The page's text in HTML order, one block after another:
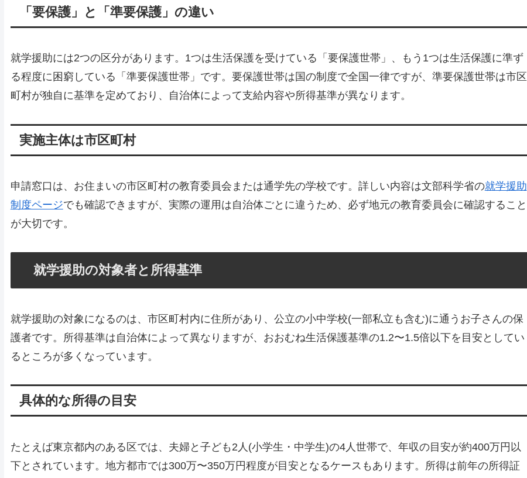
「要保護」と「準要保護」の違い
就学援助には2つの区分があります。1つは生活保護を受けている「要保護世帯」、もう1つは生活保護に準ず
る程度に困窮している「準要保護世帯」です。要保護世帯は国の制度で全国一律ですが、準要保護世帯は市区
町村が独自に基準を定めており、自治体によって支給内容や所得基準が異なります。
実施主体は市区町村
申請窓口は、お住まいの市区町村の教育委員会または通学先の学校です。詳しい内容は文部科学省の就学援助
制度ページでも確認できますが、実際の運用は自治体ごとに違うため、必ず地元の教育委員会に確認すること
が大切です。
就学援助の対象者と所得基準
就学援助の対象になるのは、市区町村内に住所があり、公立の小中学校(一部私立も含む)に通うお子さんの保
護者です。所得基準は自治体によって異なりますが、おおむね生活保護基準の1.2〜1.5倍以下を目安としてい
るところが多くなっています。
具体的な所得の目安
たとえば東京都内のある区では、夫婦と子ども2人(小学生・中学生)の4人世帯で、年収の目安が約400万円以
下とされています。地方都市では300万〜350万円程度が目安となるケースもあります。所得は前年の所得証